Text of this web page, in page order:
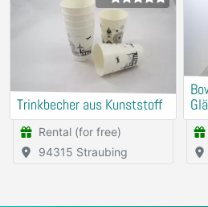
Trinkbecher aus Kunststoff
Rental (for free)
94315 Straubing